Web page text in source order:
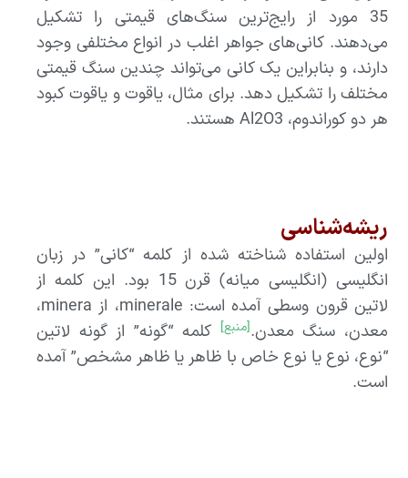
35 مورد از رایج‌ترین سنگ‌های قیمتی را تشکیل
می‌دهند. کانی‌های جواهر اغلب در انواع مختلفی وجود
دارند، و بنابراین یک کانی می‌تواند چندین سنگ قیمتی
مختلف را تشکیل دهد. برای مثال، یاقوت و یاقوت کبود
هر دو کوراندوم، Al2O3 هستند.
ریشه‌شناسی
اولین استفاده شناخته شده از کلمه “کانی” در زبان
انگلیسی (انگلیسی میانه) قرن 15 بود. این کلمه از
لاتین قرون وسطی آمده است: minerale، از minera،
معدن، سنگ معدن.[منبع]کلمه “گونه” از گونه لاتین
“نوع، نوع یا نوع خاص با ظاهر یا ظاهر مشخص” آمده
است.